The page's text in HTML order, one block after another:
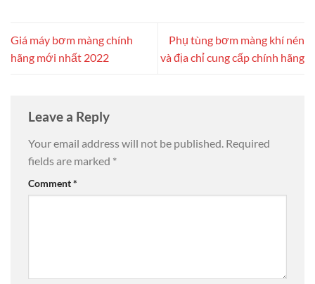
Giá máy bơm màng chính
hãng mới nhất 2022
Phụ tùng bơm màng khí nén
và địa chỉ cung cấp chính hãng
Leave a Reply
Your email address will not be published. Required
fields are marked *
Comment*